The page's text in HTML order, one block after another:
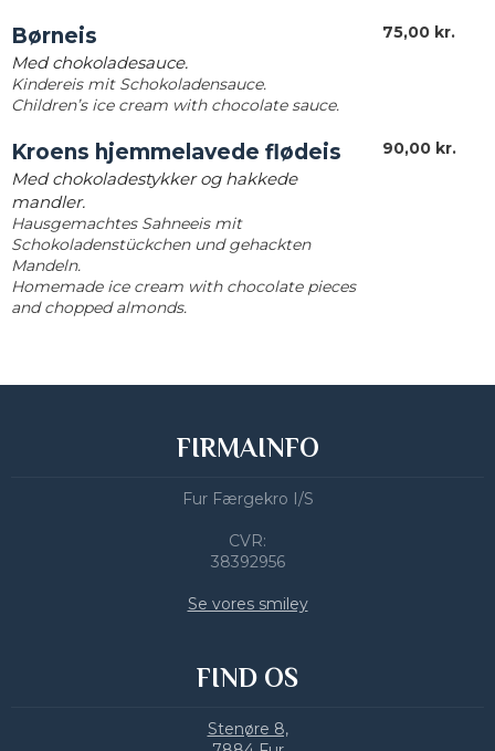
Børneis
Med chokoladesauce.
Kindereis mit Schokoladensauce.
Children’s ice cream with chocolate sauce.
75,00 kr.​
Kroens hjemmelavede flødeis
Med chokoladestykker og hakkede
mandler.
Hausgemachtes Sahneeis mit
Schokoladenstückchen und gehackten
Mandeln.
Homemade ice cream with chocolate pieces
and chopped almonds.
90,00 kr.​
FIRMAINFO
Fur Færgekro I/S
CVR:
​38392956
Se vores smiley
FIND OS
Stenøre 8,